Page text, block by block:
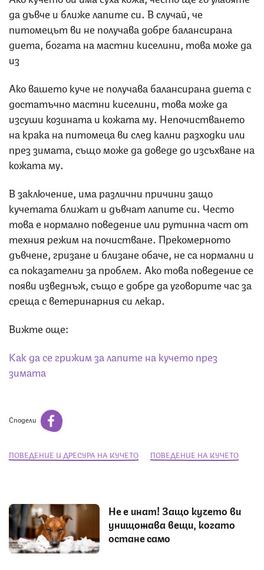
да дъвче и ближе лапите си. В случай, че
питомецът ви не получава добре балансирана
диета, богата на мастни киселини, това може да
из
Ако вашето куче не получава балансирана диета с
достатъчно мастни киселини, това може да
изсуши козината и кожата му. Непочистването
на крака на питомеца ви след кални разходки или
през зимата, също може да доведе до изсъхване на
кожата му.
В заключение, има различни причини защо
кучетата ближат и дъвчат лапите си. Често
това е нормално поведение или рутинна част от
техния режим на почистване. Прекомерното
дъвчене, гризане и близане обаче, не са нормални и
са показателни за проблем. Ако това поведение се
появи изведнъж, също е добре да уговорите час за
среща с ветеринарния си лекар.
Вижте още:
Как да се грижим за лапите на кучето през
зимата
Сподели
ПОВЕДЕНИЕ И ДРЕСУРА НА КУЧЕТО ПОВЕДЕНИЕ НА КУЧЕТО
Не е инат! Защо кучето ви
унищожава вещи, когато
остане само